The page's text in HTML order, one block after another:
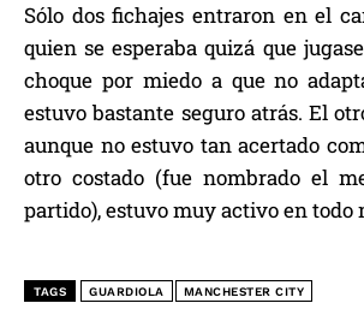
Sólo dos fichajes entraron en el
quien se esperaba quizá que
choque por miedo a que no
estuvo bastante seguro atrás. El
aunque no estuvo tan acertado
otro costado (fue nombrado el
partido), estuvo muy activo en todo
TAGS GUARDIOLA MANCHESTER CITY